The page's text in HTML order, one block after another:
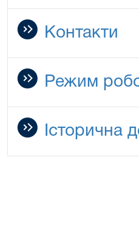
Контакти
Режим
Історична